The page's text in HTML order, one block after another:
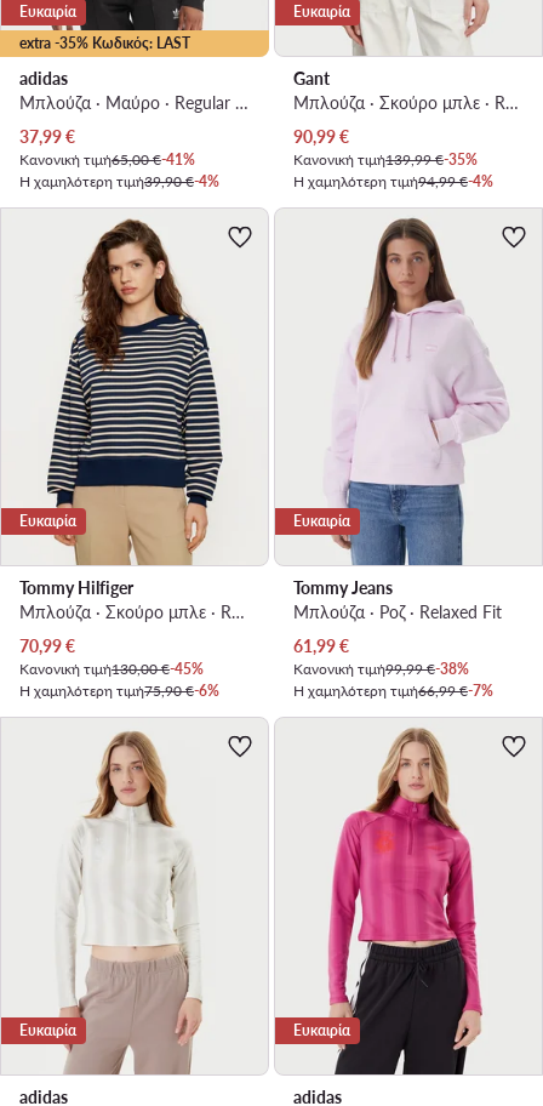
extra -35% Κωδικός: LAST
Ευκαιρία
adidas
Μπλούζα · Μαύρο · Regular Fit
Τρέχουσα τιμή
37,99€
Κανονική τιμή65,00 €-41%
Η χαμηλότερη τιμή39,90 €-4%
Ευκαιρία
Gant
Μπλούζα · Σκούρο μπλε · Regular Fit
Τρέχουσα τιμή
90,99€
Κανονική τιμή139,99 €-35%
Η χαμηλότερη τιμή94,99 €-4%
Ευκαιρία
Tommy Hilfiger
Μπλούζα · Σκούρο μπλε · Relaxed Fit
Τρέχουσα τιμή
70,99€
Κανονική τιμή130,00 €-45%
Η χαμηλότερη τιμή75,90 €-6%
Ευκαιρία
Tommy Jeans
Μπλούζα · Ροζ · Relaxed Fit
Τρέχουσα τιμή
61,99€
Κανονική τιμή99,99 €-38%
Η χαμηλότερη τιμή66,99 €-7%
Ευκαιρία
adidas
Ευκαιρία
adidas